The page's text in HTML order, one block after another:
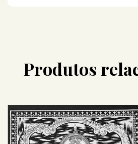
Produtos